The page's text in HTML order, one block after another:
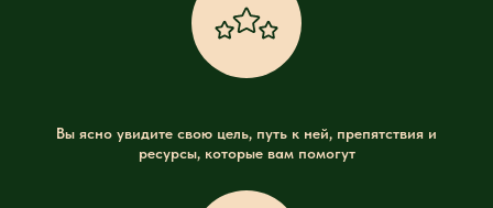
Вы ясно увидите свою цель, путь к ней, препятствия и
ресурсы, которые вам помогут